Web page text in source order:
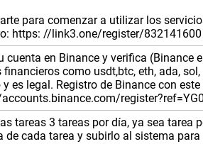
para comenzar a utilizar los
https: //link3.one/register/
cuenta en Binance y verifica (Binance
financieros como usdt,btc, eth, ada,
es legal. Registro de Binance con este
tareas 3 tareas por día, ya sea tarea
de cada tarea y subirlo al sistema